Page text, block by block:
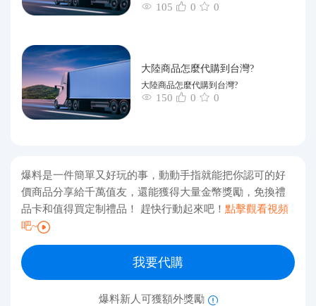
105 0 0
大陸商品怎麼代購到台灣?
大陸商品怎麼代購到台灣?
150 0 0
爆料是一件簡單又好玩的事，動動手指就能把你認可的好
價商品分享給千萬值友，還能獲得大量金幣獎勵，免換禮
品卡和值得買定制禮品！ 趕快行動起來吧！ 點擊觀看視頻
吧~
我要代購
爆料新人可獲額外獎勵